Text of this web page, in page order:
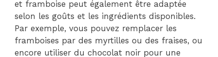
et framboise peut également être adaptée
selon les goûts et les ingrédients disponibles.
Par exemple, vous pouvez remplacer les
framboises par des myrtilles ou des fraises, ou
encore utiliser du chocolat noir pour une